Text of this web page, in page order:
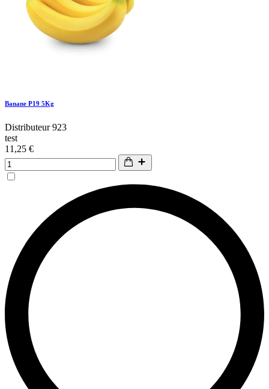
Banane P19 5Kg
Distributeur 923
test
11,25 €